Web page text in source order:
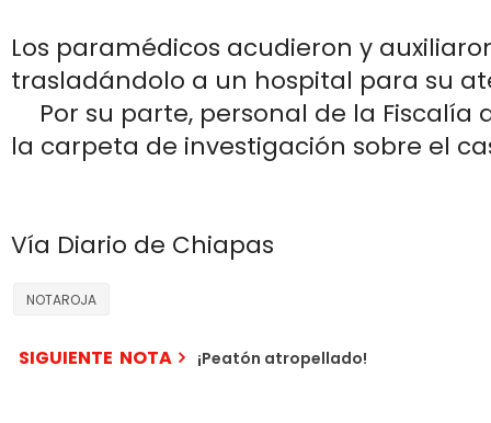
Los paramédicos acudieron y
trasladándolo a un hospital para su
Por su parte, personal de la Fiscalía
la carpeta de investigación sobre el
Vía Diario de Chiapas
NOTAROJA
SIGUIENTE NOTA ¡Peatón atropellado!